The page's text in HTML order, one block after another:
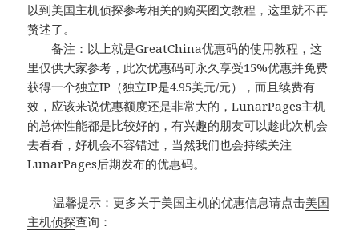
以到美国主机侦探参考相关的购买图文教程，这里就不再
赘述了。
备注：以上就是GreatChina优惠码的使用教程，这
里仅供大家参考，此次优惠码可永久享受15%优惠并免费
获得一个独立IP（独立IP是4.95美元/元），而且续费有
效，应该来说优惠额度还是非常大的，LunarPages主机
的总体性能都是比较好的，有兴趣的朋友可以趁此次机会
去看看，好机会不容错过，当然我们也会持续关注
LunarPages后期发布的优惠码。
温馨提示：更多关于美国主机的优惠信息请点击美国
主机侦探查询：